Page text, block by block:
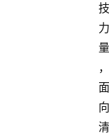
技
力
量
，
面
向
清